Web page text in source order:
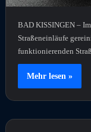
BAD KISSINGEN –
Straßeneinläufe
funktionierenden
Mehr lesen »